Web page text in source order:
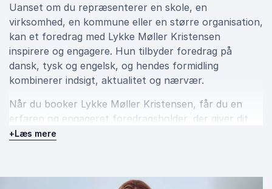
Uanset om du repræsenterer en skole, en
virksomhed, en kommune eller en større organisation,
kan et foredrag med Lykke Møller Kristensen
inspirere og engagere. Hun tilbyder foredrag på
dansk, tysk og engelsk, og hendes formidling
kombinerer indsigt, aktualitet og nærvær.
Når du booker Lykke Møller Kristensen, får du en
erfaren og engageret foredragsholder, der giver dit
publikum viden, redskaber og motivation til at tage
+Læs mere